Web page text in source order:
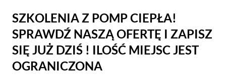
SZKOLENIA Z POMP CIEPŁA!
SPRAWDŹ NASZĄ OFERTĘ I ZAPISZ
SIĘ JUŻ DZIŚ ! ILOŚĆ MIEJSC JEST
OGRANICZONA